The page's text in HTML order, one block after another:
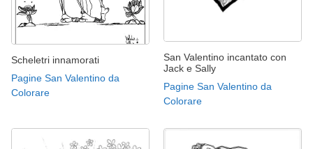
Scheletri innamorati
Pagine San Valentino da
Colorare
San Valentino incantato con
Jack e Sally
Pagine San Valentino da
Colorare